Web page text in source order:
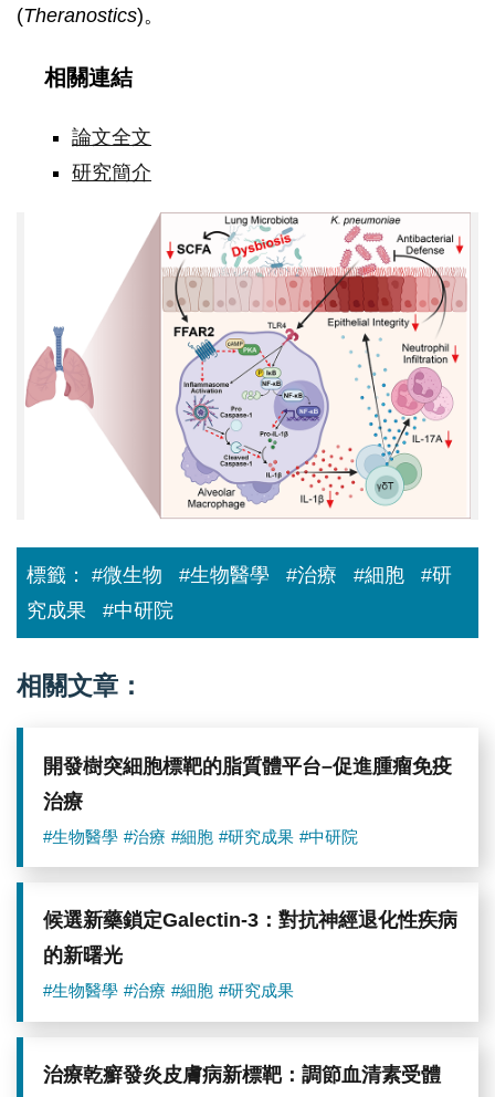
(Theranostics)。
相關連結
論文全文
研究簡介
之
短
鏈
FFAR2/PKA/NF-
訊
號
路
徑
促
肺
泡
進
胞
IL-
標籤： #微生物 #生物醫學 #治療 #細胞
#研
究成果
#中研院
相關文章：
開發樹突細胞標靶的脂質體平台–促進腫瘤免疫
治療
#生物醫學 #治療 #細胞 #研究成果 #中研院
候選新藥鎖定Galectin-3：對抗神經退化性疾病
的新曙光
#生物醫學 #治療 #細胞 #研究成果
治療乾癬發炎皮膚病新標靶：調節血清素受體